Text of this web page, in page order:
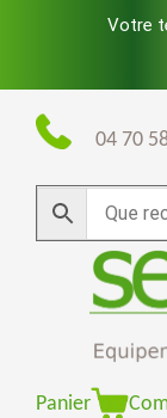
Votre
04 70
Panier